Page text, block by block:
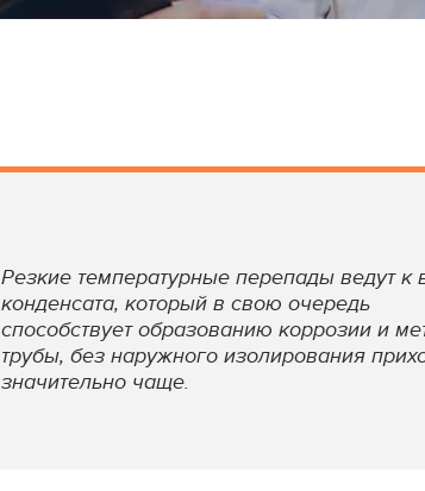
Резкие температурные перепады ведут
конденсата, который в свою очередь
способствует образованию коррозии и
трубы, без наружного изолирования
значительно чаще.